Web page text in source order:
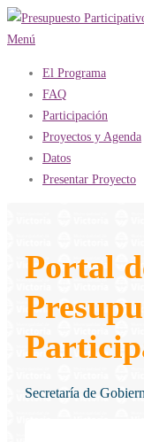
Saltar
al
Menú
El Programa
FAQ
Participación
Proyectos y Agenda
Datos
Presentar Proyecto
Portal
Secretaría de